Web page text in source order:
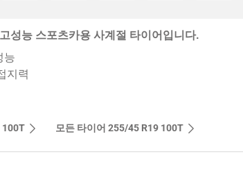
성능 스포츠카용 사계절 타이어입니다.
능
지력
100T 모든 타이어‎ 255/45 R19 100T